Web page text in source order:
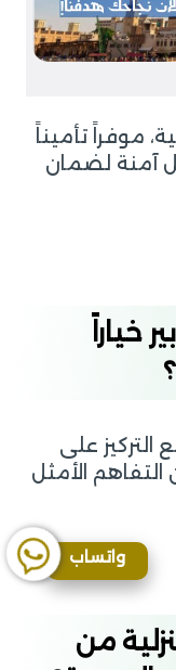
موفراً تأميناً
آمنة لضمان
خياراً
التركيز على
الأمثل
من
واتساب